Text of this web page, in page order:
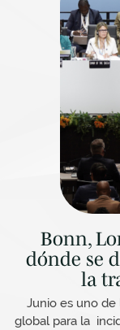
Bonn,
dónde se
la
Junio es uno
global para la